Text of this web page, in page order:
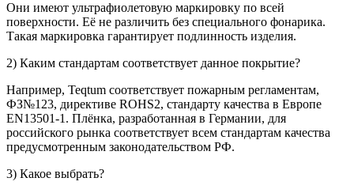
Они имеют ультрафиолетовую маркировку по всей
поверхности. Её не различить без специального фонарика.
Такая маркировка гарантирует подлинность изделия.
2) Каким стандартам соответствует данное покрытие?
Например, Teqtum соответствует пожарным регламентам,
ФЗ№123, директиве ROHS2, стандарту качества в Европе
EN13501-1. Плёнка, разработанная в Германии, для
российского рынка соответствует всем стандартам качества
предусмотренным законодательством РФ.
3) Какое выбрать?